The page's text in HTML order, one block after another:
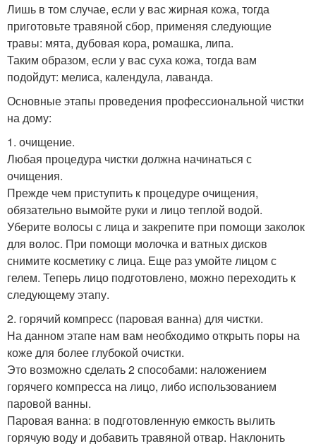
Лишь в том случае, если у вас жирная кожа, тогда
приготовьте травяной сбор, применяя следующие
травы: мята, дубовая кора, ромашка, липа.
Таким образом, если у вас суха кожа, тогда вам
подойдут: мелиса, календула, лаванда.
Основные этапы проведения профессиональной чистки
на дому:
1. очищение.
Любая процедура чистки должна начинаться с
очищения.
Прежде чем приступить к процедуре очищения,
обязательно вымойте руки и лицо теплой водой.
Уберите волосы с лица и закрепите при помощи заколок
для волос. При помощи молочка и ватных дисков
снимите косметику с лица. Еще раз умойте лицом с
гелем. Теперь лицо подготовлено, можно переходить к
следующему этапу.
2. горячий компресс (паровая ванна) для чистки.
На данном этапе нам вам необходимо открыть поры на
коже для более глубокой очистки.
Это возможно сделать 2 способами: наложением
горячего компресса на лицо, либо использованием
паровой ванны.
Паровая ванна: в подготовленную емкость вылить
горячую воду и добавить травяной отвар. Наклонить